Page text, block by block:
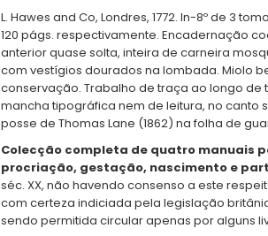
L. Hawes and Co, Londres, 1772. In-8º de 3
120 págs. respectivamente. Encadernação
anterior quase solta, inteira de carneira
com vestígios dourados na lombada. Miolo
conservação. Trabalho de traça ao longo de
mancha tipográfica nem de leitura, no canto
posse de Thomas Lane (1862) na folha de
Colecção completa de quatro manuais
procriação, gestação, nascimento e
séc. XX, não havendo consenso a este
com certeza indiciada pela legislação
sendo permitida circular apenas por alguns